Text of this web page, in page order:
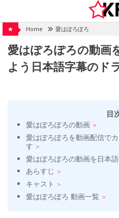
content
★ Home 愛はぽろぽろ
愛はぽろぽろの動画
よう日本語字幕のド
目
愛はぽろぽろの動画
愛はぽろぽろを動画配信で
す
愛はぽろぽろの動画を日本
あらすじ
キャスト
愛はぽろぽろ 動画一覧